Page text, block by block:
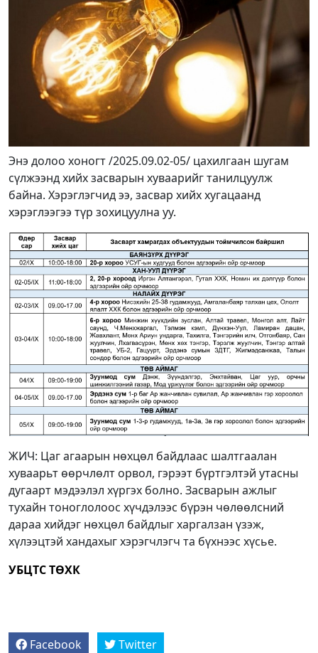
Энэ долоо хоногт /2025.09.02-05/ цахилгаан шугам
сүлжээнд хийх засварын хуваарийг танилцуулж
байна. Хэрэглэгчид ээ, засвар хийх хугацаанд
хэрэглээгээ түр зохицуулна уу.
ЖИЧ: Цаг агаарын нөхцөл байдлаас шалтгаалан
хуваарьт өөрчлөлт орвол, гэрээт бүртгэлтэй утасны
дугаарт мэдээлэл хүргэх болно. Засварын ажлыг
тухайн тоноглолоос хүчдэлээс бүрэн чөлөөлсний
дараа хийдэг нөхцөл байдлыг харгалзан үзэж,
хүлээцтэй хандахыг хэрэгчлэгч та бүхнээс хүсье.
УБЦТС ТӨХК
Facebook Twitter